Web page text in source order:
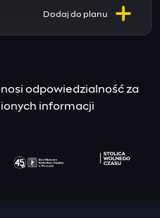
Dodaj do planu
odpowiedzialność za
informacji